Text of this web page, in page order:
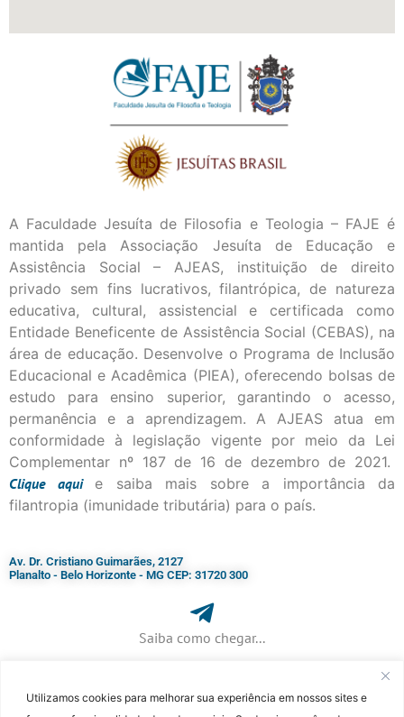
Utilizamos cookies para melhorar sua experiência em nossos sites e
A Faculdade Jesuíta de Filosofia e Teologia – FAJE é
mantida pela Associação Jesuíta de Educação e
Assistência Social – AJEAS, instituição de direito
privado sem fins lucrativos, filantrópica, de natureza
educativa, cultural, assistencial e certificada como
Entidade Beneficente de Assistência Social (CEBAS), na
área de educação. Desenvolve o Programa de Inclusão
Educacional e Acadêmica (PIEA), oferecendo bolsas de
estudo para ensino superior, garantindo o acesso,
permanência e a aprendizagem. A AJEAS atua em
conformidade à legislação vigente por meio da Lei
Complementar nº 187 de 16 de dezembro de 2021.
Cliqueaqui
e saiba mais sobre a importância da
filantropia (imunidade tributária) para o país.
Av. Dr. Cristiano Guimarães, 2127
Planalto - Belo Horizonte - MG CEP: 31720 300
Saiba como chegar...